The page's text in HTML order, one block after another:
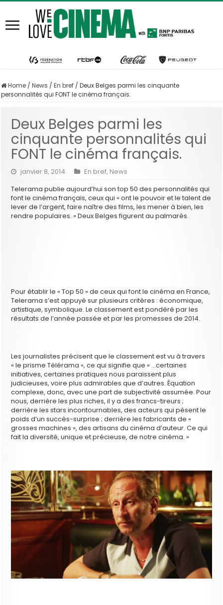
Home / News / En bref / Deux Belges parmi les cinquante
personnalités qui FONT le cinéma français.
Deux Belges parmi les
cinquante personnalités qui
FONT le cinéma français.
janvier 8, 2014 En bref, News
Telerama publie aujourd’hui son top 50 des personnalités qui
font le cinéma français, ceux qui « ont le pouvoir et le talent de
lever de l’argent, faire naître des films, les mener à bien, les
rendre populaires. » Deux Belges figurent au palmarès.
Pour établir le « Top 50 » de ceux qui font le cinéma en France,
Telerama s’est appuyé sur plusieurs critères : économique,
artistique, symbolique. Le classement est pondéré par les
résultats de l’année passée et par les promesses de 2014.
Les journalistes précisent que le classement est vu à travers
« le prisme Télérama », ce qui signifie que « …certaines
initiatives, certaines pratiques nous paraissent plus
judicieuses, voire plus admirables que d’autres. Équation
complexe, donc, avec une part de subjectivité assumée. Pour
nous, derrière les plus riches, il y a des francs-tireurs ;
derrière les stars incontournables, des acteurs qui pèsent le
poids d’un succès-surprise ; derrière les fabricants de «
grosses machines », des artisans du cinéma d’auteur. Ce qui
fait la diversité, unique et précieuse, de notre cinéma. »